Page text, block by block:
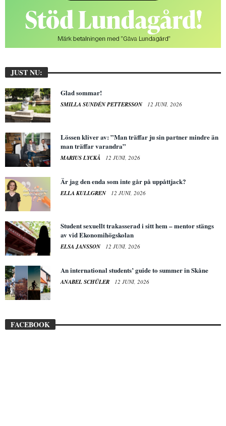
JUST NU:
Glad sommar!
SMILLA SUNDÉN PETTERSSON 12 JUNI, 2026
Lössen kliver av: ”Man träffar ju sin partner mindre än
man träffar varandra”
MARIUS LYCKÅ 12 JUNI, 2026
Är jag den enda som inte går på uppåttjack?
ELLA KULLGREN 12 JUNI, 2026
Student sexuellt trakasserad i sitt hem – mentor stängs
av vid Ekonomihögskolan
ELSA JANSSON 12 JUNI, 2026
An international students’ guide to summer in Skåne
ANABEL SCHÜLER 12 JUNI, 2026
FACEBOOK